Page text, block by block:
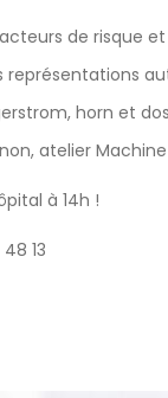
de risque
représentations
horn et
atelier
à 14h !
13